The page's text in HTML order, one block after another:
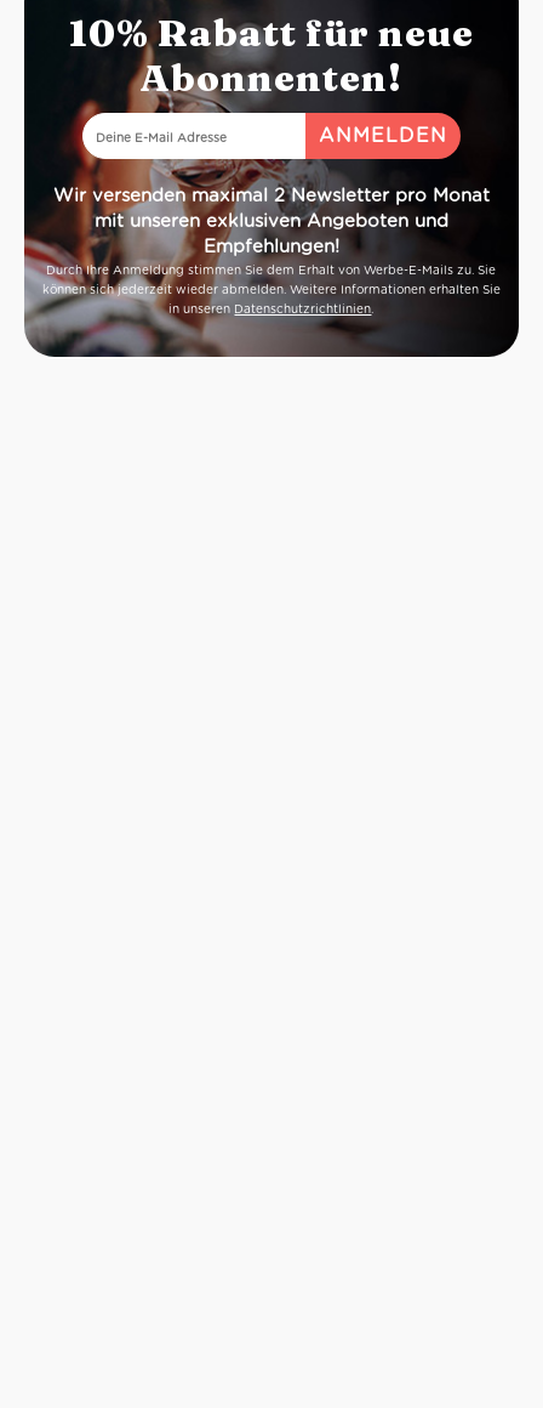
10% Rabatt für neue
Abonnenten!
Wir versenden maximal 2 Newsletter pro Monat
mit unseren exklusiven Angeboten und
Empfehlungen!
Durch Ihre Anmeldung stimmen Sie dem Erhalt von Werbe-E-Mails zu. Sie
können sich jederzeit wieder abmelden. Weitere Informationen erhalten Sie
in unseren Datenschutzrichtlinien